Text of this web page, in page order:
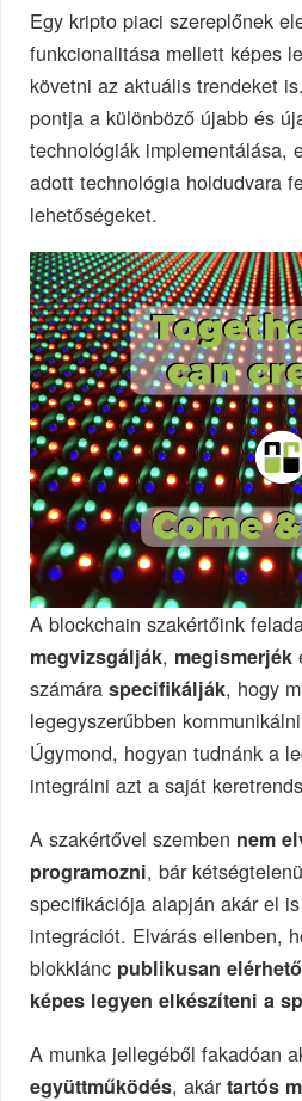
Egy kripto piaci szereplőnek
funkcionalitása mellett képes
követni az aktuális trendeket
pontja a különböző újabb és
technológiák implementálása,
adott technológia holdudvara
lehetőségeket.
A blockchain szakértőink
megvizsgálják, megismerjék
számáraspecifikálják, hogy
legegyszerűbben
Úgymond, hogyan tudnánk a
integrálni azt a saját
A szakértővel szemben nem
programozni, bár
specifikációja alapján akár el
integrációt. Elvárás ellenben,
blokklánc publikusan
képes legyen elkészíteni a
A munka jellegéből fakadóan
együttműködés, akártartós